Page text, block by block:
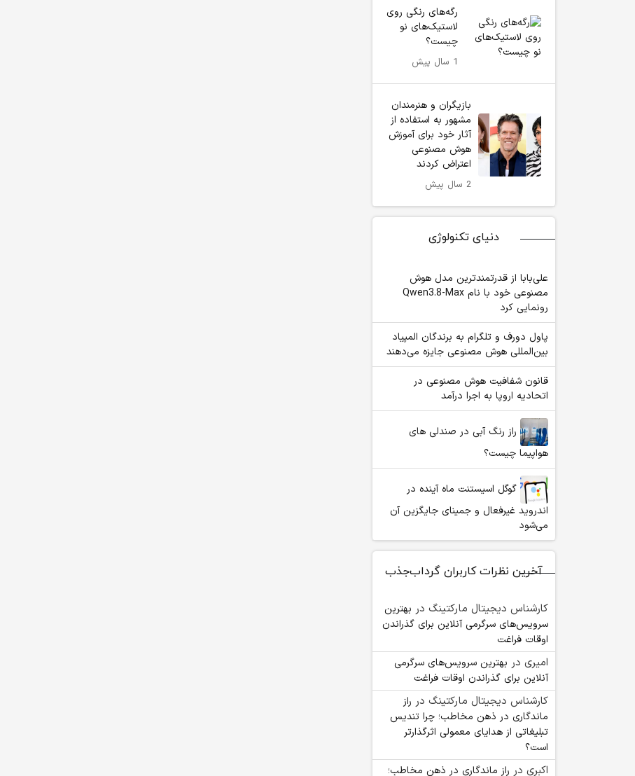
رگه‌های رنگی روی
لاستیک‌های نو
چیست؟
1 سال پیش
بازیگران و هنرمندان
مشهور به استفاده از
آثار خود برای آموزش
هوش مصنوعی
اعتراض کردند
2 سال پیش
دنیای تکنولوژی
علی‌بابا از قدرتمندترین مدل هوش
مصنوعی خود با نام Qwen3.8-Max
رونمایی کرد
پاول دورف و تلگرام به برندگان المپیاد
بین‌المللی هوش مصنوعی جایزه می‌دهند
قانون شفافیت هوش مصنوعی در
اتحادیه اروپا به اجرا درآمد
راز رنگ آبی در صندلی های
هواپیما چیست؟
گوگل اسیستنت ماه آینده در
اندروید غیرفعال و جمینای جایگزین آن
می‌شود
آخرین نظرات کاربران گرداب‌جذب
کارشناس دیجیتال مارکتینگ در بهترین
سرویس‌های سرگرمی آنلاین برای گذراندن
اوقات فراغت
امیری در بهترین سرویس‌های سرگرمی
آنلاین برای گذراندن اوقات فراغت
کارشناس دیجیتال مارکتینگ در راز
ماندگاری در ذهن مخاطب؛ چرا تندیس
تبلیغاتی از هدایای معمولی اثرگذارتر
است؟
اکبری در راز ماندگاری در ذهن مخاطب؛